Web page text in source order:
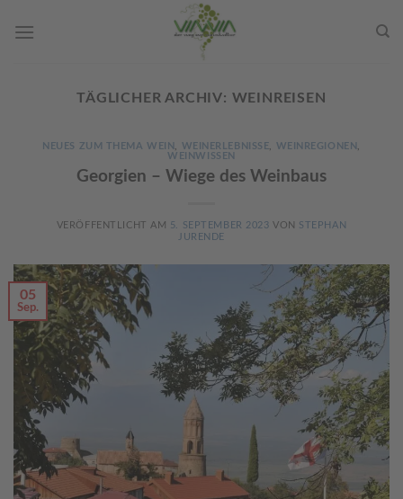
TÄGLICHER ARCHIV: WEINREISEN
NEUES ZUM THEMA WEIN WEINERLEBNISSE WEINREGIONEN
WEINWISSEN
Georgien – Wiege des Weinbaus
VERÖFFENTLICHT AM 5. SEPTEMBER 2023 VON STEPHAN
JURENDE
05
Sep.